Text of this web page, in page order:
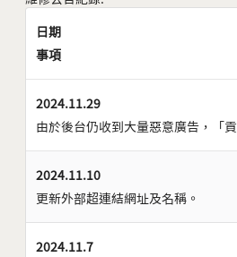
日期
事項
2024.11.29
由於後台仍收到大量惡意廣告，「
2024.11.10
更新外部超連結網址及名稱。
2024.11.7